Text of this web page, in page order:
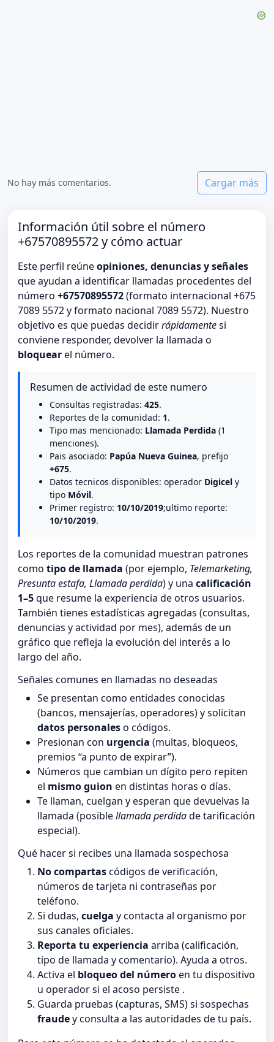
No hay más comentarios. Cargar más
Información útil sobre el número
+67570895572 y cómo actuar
Este perfil reúneopiniones, denuncias y señales
que ayudan a identificar llamadas procedentes del
número +67570895572(formato internacional +675
7089 5572 y formato nacional 7089 5572). Nuestro
objetivo es que puedas decidirrápidamentesi
conviene responder, devolver la llamada o
bloquearel número.
Resumen de actividad de este numero
Consultas registradas: 425.
Reportes de la comunidad: 1.
Tipo mas mencionado: Llamada Perdida (1
menciones).
Pais asociado: Papúa Nueva Guinea, prefijo
+675.
Datos tecnicos disponibles: operador Digicel y
tipo Móvil.
Primer registro: 10/10/2019;ultimo reporte:
10/10/2019.
Los reportes de la comunidad muestran patrones
como tipo de llamada (por ejemplo, Telemarketing,
Presunta estafa, Llamada perdida) y una calificación
1–5que resume la experiencia de otros usuarios.
También tienes estadísticas agregadas (consultas,
denuncias y actividad por mes), además de un
gráfico que refleja la evolución del interés a lo
largo del año.
Señales comunes en llamadas no deseadas
Se presentan como entidades conocidas
(bancos, mensajerías, operadores) y solicitan
datos personaleso códigos.
Presionan con urgencia (multas, bloqueos,
premios “a punto de expirar”).
Números que cambian un dígito pero repiten
el mismo guion en distintas horas o días.
Te llaman, cuelgan y esperan que devuelvas la
llamada (posiblellamada perdidade tarificación
especial).
Qué hacer si recibes una llamada sospechosa
No compartascódigos de verificación,
números de tarjeta ni contraseñas por
teléfono.
Si dudas, cuelga y contacta al organismo por
sus canales oficiales.
Reporta tu experiencia arriba (calificación,
tipo de llamada y comentario). Ayuda a otros.
Activa el bloqueo del númeroen tu dispositivo
u operador si el acoso persiste .
Guarda pruebas (capturas, SMS) si sospechas
fraudey consulta a las autoridades de tu país.